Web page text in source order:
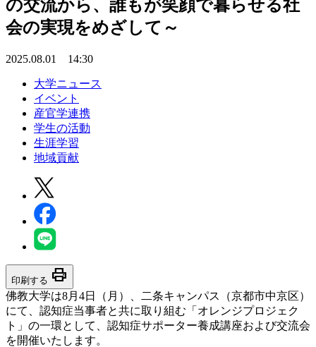
の交流から、誰もが笑顔で暮らせる社
会の実現をめざして～
2025.08.01 14:30
大学ニュース
イベント
産官学連携
学生の活動
生涯学習
地域貢献
印刷する print
佛教大学は8月4日（月）、二条キャンパス（京都市中京区）
にて、認知症当事者と共に取り組む「オレンジプロジェク
ト」の一環として、認知症サポーター養成講座および交流会
を開催いたします。